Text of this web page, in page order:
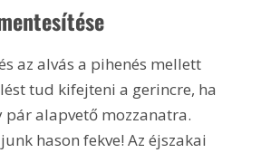
az alvás a pihenés mellett
tud kifejteni a gerincre, ha
pár alapvető mozzanatra.
hason fekve! Az éjszakai